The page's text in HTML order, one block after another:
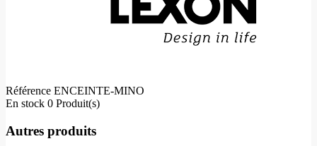
Référence ENCEINTE-MINO
En stock 0 Produit(s)
Autres produits